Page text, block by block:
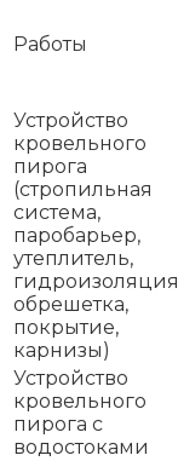
Работы
Устройство
кровельного
пирога
(стропильная
система,
паробарьер,
утеплитель,
обрешетка,
покрытие,
карнизы)
Устройство
кровельного
пирога с
водостоками